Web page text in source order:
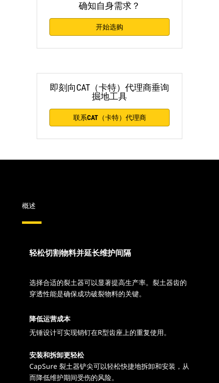
确知自身需求？
开始选购
即刻向CAT（卡特）代理商垂询
掘地工具
联系CAT（卡特）代理商
概述
轻松切割物料并延长维护间隔
选择合适的裂土器可以显著提高生产率。裂土器齿的
穿透性能是确保成功破裂物料的关键。
降低运营成本
无锤设计可实现销钉在R型齿座上的重复使用。
安装和拆卸更轻松
CapSure 裂土器铲尖可以轻松快捷地拆卸和安装，从
而降低维护期间受伤的风险。